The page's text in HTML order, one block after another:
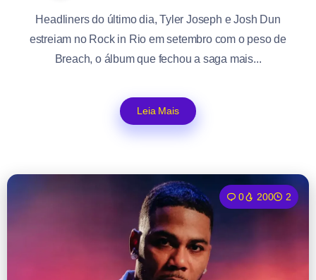
Headliners do último dia, Tyler Joseph e Josh Dun
estreiam no Rock in Rio em setembro com o peso de
Breach, o álbum que fechou a saga mais...
Leia Mais
0 200 2